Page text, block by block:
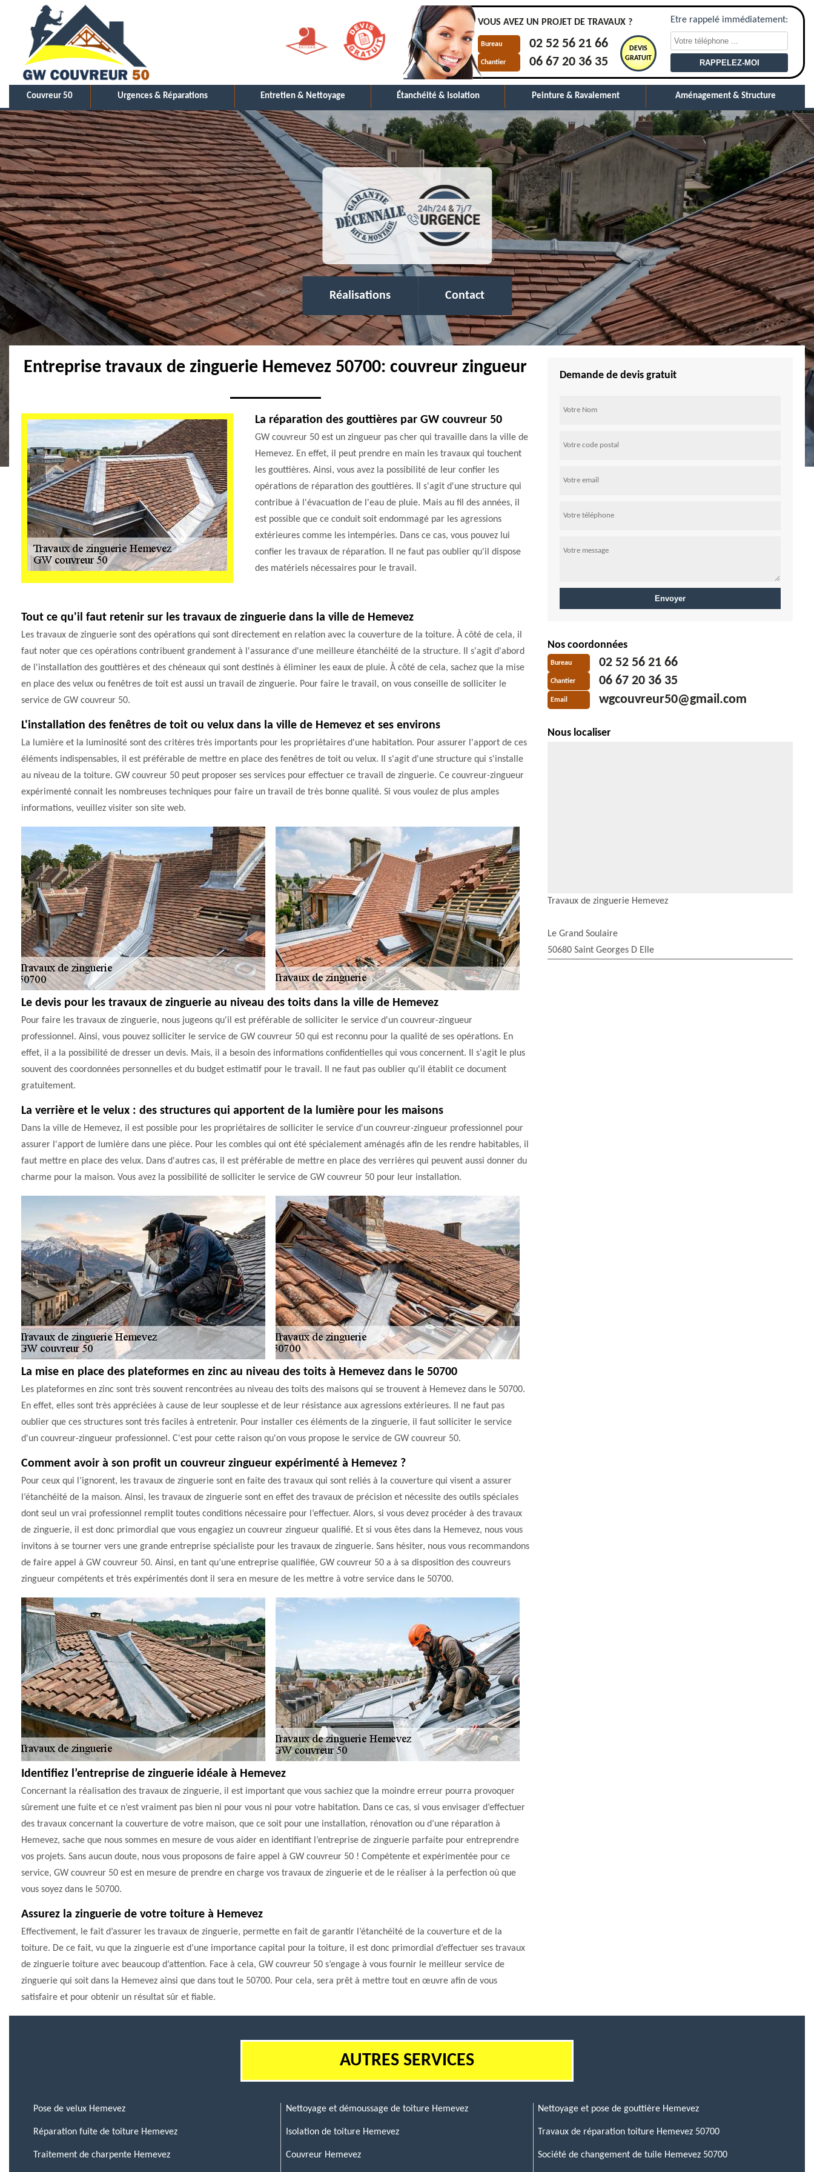
VOUS AVEZ UN PROJET DE TRAVAUX ?
Bureau 02 52 56 21 66
Chantier 06 67 20 36 35
DEVIS
GRATUIT
Etre rappelé immédiatement:
Couvreur 50 Urgences & Réparations Entretien & Nettoyage Étanchéité & Isolation Peinture & Ravalement Aménagement & Structure
Réalisations Contact
Entreprise travaux de zinguerie Hemevez 50700: couvreur zingueur
La réparation des gouttières par GW couvreur 50
GW couvreur 50 est un zingueur pas cher qui travaille dans la ville de
Hemevez. En effet, il peut prendre en main les travaux qui touchent
les gouttières. Ainsi, vous avez la possibilité de leur confier les
opérations de réparation des gouttières. Il s'agit d'une structure qui
contribue à l'évacuation de l'eau de pluie. Mais au fil des années, il
est possible que ce conduit soit endommagé par les agressions
extérieures comme les intempéries. Dans ce cas, vous pouvez lui
confier les travaux de réparation. Il ne faut pas oublier qu'il dispose
des matériels nécessaires pour le travail.
Tout ce qu'il faut retenir sur les travaux de zinguerie dans la ville de Hemevez
Les travaux de zinguerie sont des opérations qui sont directement en relation avec la couverture de la toiture. À côté de cela, il
faut noter que ces opérations contribuent grandement à l'assurance d'une meilleure étanchéité de la structure. Il s'agit d'abord
de l'installation des gouttières et des chéneaux qui sont destinés à éliminer les eaux de pluie. À côté de cela, sachez que la mise
en place des velux ou fenêtres de toit est aussi un travail de zinguerie. Pour faire le travail, on vous conseille de solliciter le
service de GW couvreur 50.
L'installation des fenêtres de toit ou velux dans la ville de Hemevez et ses environs
La lumière et la luminosité sont des critères très importants pour les propriétaires d'une habitation. Pour assurer l'apport de ces
éléments indispensables, il est préférable de mettre en place des fenêtres de toit ou velux. Il s'agit d'une structure qui s'installe
au niveau de la toiture. GW couvreur 50 peut proposer ses services pour effectuer ce travail de zinguerie. Ce couvreur-zingueur
expérimenté connait les nombreuses techniques pour faire un travail de très bonne qualité. Si vous voulez de plus amples
informations, veuillez visiter son site web.
Le devis pour les travaux de zinguerie au niveau des toits dans la ville de Hemevez
Pour faire les travaux de zinguerie, nous jugeons qu'il est préférable de solliciter le service d'un couvreur-zingueur
professionnel. Ainsi, vous pouvez solliciter le service de GW couvreur 50 qui est reconnu pour la qualité de ses opérations. En
effet, il a la possibilité de dresser un devis. Mais, il a besoin des informations confidentielles qui vous concernent. Il s'agit le plus
souvent des coordonnées personnelles et du budget estimatif pour le travail. Il ne faut pas oublier qu'il établit ce document
gratuitement.
La verrière et le velux : des structures qui apportent de la lumière pour les maisons
Dans la ville de Hemevez, il est possible pour les propriétaires de solliciter le service d'un couvreur-zingueur professionnel pour
assurer l'apport de lumière dans une pièce. Pour les combles qui ont été spécialement aménagés afin de les rendre habitables, il
faut mettre en place des velux. Dans d'autres cas, il est préférable de mettre en place des verrières qui peuvent aussi donner du
charme pour la maison. Vous avez la possibilité de solliciter le service de GW couvreur 50 pour leur installation.
La mise en place des plateformes en zinc au niveau des toits à Hemevez dans le 50700
Les plateformes en zinc sont très souvent rencontrées au niveau des toits des maisons qui se trouvent à Hemevez dans le 50700.
En effet, elles sont très appréciées à cause de leur souplesse et de leur résistance aux agressions extérieures. Il ne faut pas
oublier que ces structures sont très faciles à entretenir. Pour installer ces éléments de la zinguerie, il faut solliciter le service
d'un couvreur-zingueur professionnel. C'est pour cette raison qu'on vous propose le service de GW couvreur 50.
Comment avoir à son profit un couvreur zingueur expérimenté à Hemevez ?
Pour ceux qui l’ignorent, les travaux de zinguerie sont en faite des travaux qui sont reliés à la couverture qui visent a assurer
l’étanchéité de la maison. Ainsi, les travaux de zinguerie sont en effet des travaux de précision et nécessite des outils spéciales
dont seul un vrai professionnel remplit toutes conditions nécessaire pour l’effectuer. Alors, si vous devez procéder à des travaux
de zinguerie, il est donc primordial que vous engagiez un couvreur zingueur qualifié. Et si vous êtes dans la Hemevez, nous vous
invitons à se tourner vers une grande entreprise spécialiste pour les travaux de zinguerie. Sans hésiter, nous vous recommandons
de faire appel à GW couvreur 50. Ainsi, en tant qu’une entreprise qualifiée, GW couvreur 50 a à sa disposition des couvreurs
zingueur compétents et très expérimentés dont il sera en mesure de les mettre à votre service dans le 50700.
Identifiez l’entreprise de zinguerie idéale à Hemevez
Concernant la réalisation des travaux de zinguerie, il est important que vous sachiez que la moindre erreur pourra provoquer
sûrement une fuite et ce n’est vraiment pas bien ni pour vous ni pour votre habitation. Dans ce cas, si vous envisager d’effectuer
des travaux concernant la couverture de votre maison, que ce soit pour une installation, rénovation ou d’une réparation à
Hemevez, sache que nous sommes en mesure de vous aider en identifiant l’entreprise de zinguerie parfaite pour entreprendre
vos projets. Sans aucun doute, nous vous proposons de faire appel à GW couvreur 50 ! Compétente et expérimentée pour ce
service, GW couvreur 50 est en mesure de prendre en charge vos travaux de zinguerie et de le réaliser à la perfection où que
vous soyez dans le 50700.
Assurez la zinguerie de votre toiture à Hemevez
Effectivement, le fait d’assurer les travaux de zinguerie, permette en fait de garantir l’étanchéité de la couverture et de la
toiture. De ce fait, vu que la zinguerie est d’une importance capital pour la toiture, il est donc primordial d’effectuer ses travaux
de zinguerie toiture avec beaucoup d’attention. Face à cela, GW couvreur 50 s’engage à vous fournir le meilleur service de
zinguerie qui soit dans la Hemevez ainsi que dans tout le 50700. Pour cela, sera prêt à mettre tout en œuvre afin de vous
satisfaire et pour obtenir un résultat sûr et fiable.
Demande de devis gratuit
Nos coordonnées
Bureau 02 52 56 21 66
Chantier 06 67 20 36 35
Email wgcouvreur50@gmail.com
Nous localiser
Travaux de zinguerie Hemevez
Le Grand Soulaire
50680 Saint Georges D Elle
AUTRES SERVICES
Pose de velux Hemevez
Réparation fuite de toiture Hemevez
Traitement de charpente Hemevez
Nettoyage et démoussage de toiture Hemevez
Isolation de toiture Hemevez
Couvreur Hemevez
Nettoyage et pose de gouttière Hemevez
Travaux de réparation toiture Hemevez 50700
Société de changement de tuile Hemevez 50700